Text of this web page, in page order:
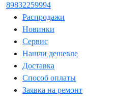
89832259994
Распродажи
Новинки
Сервис
Нашли дешевле
Доставка
Способ оплаты
Заявка на ремонт